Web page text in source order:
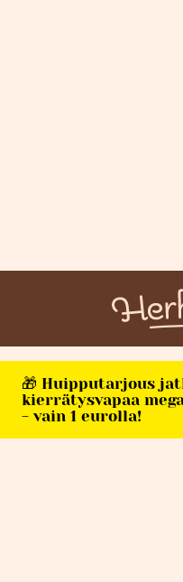
🎁 Huipputarjous
kierrätysvapaa
- vain 1 eurolla!